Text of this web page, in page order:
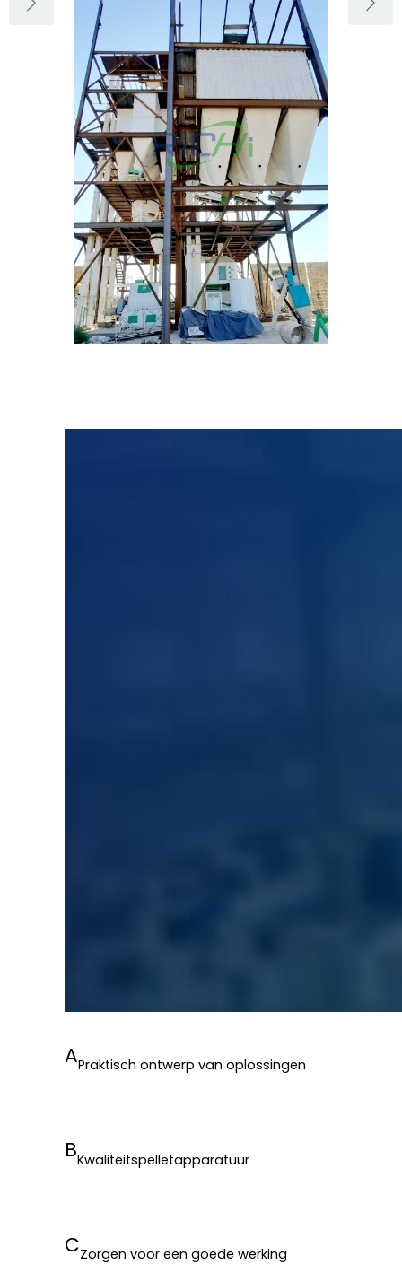
APraktisch ontwerp van oplossingen
BKwaliteitspelletapparatuur
CZorgen voor een goede werking